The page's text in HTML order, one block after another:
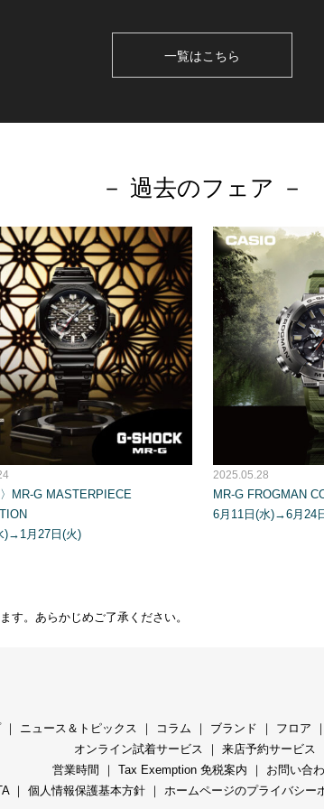
一覧はこちら
－ 過去のフェア －
MR-G MASTERPIECE
)→1月27日(火)
2025.05.28
MR-G FROGMAN
6月11日(水)→6月24
す。あらかじめご了承ください。
｜ ニュース＆トピックス ｜ コラム ｜ ブランド ｜ フロア ｜
オンライン試着サービス ｜ 来店予約サービス
営業時間
｜ Tax Exemption 免税案内 ｜ お問い合
｜ 個人情報保護基本方針 ｜ ホームページのプライバシー